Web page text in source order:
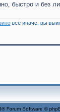
быстро и без
всё иначе: вы
® Forum Software ©